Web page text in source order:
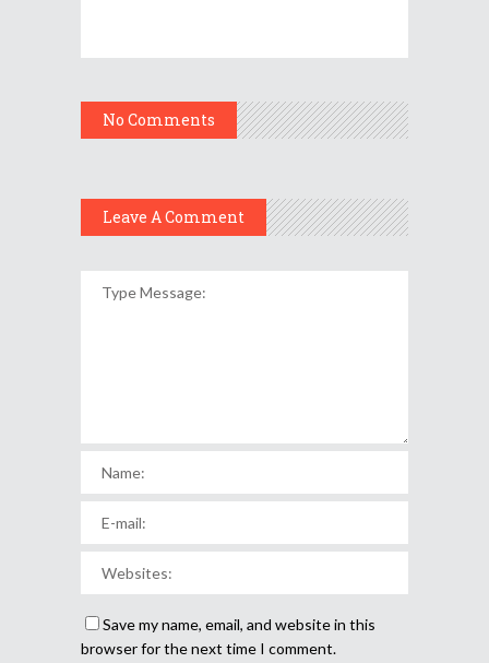
No Comments
Leave A Comment
Save my name, email, and website in this
browser for the next time I comment.